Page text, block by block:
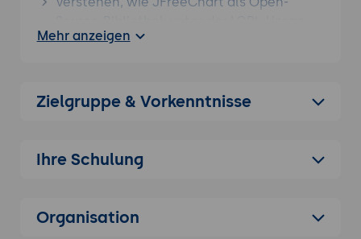
eine breite Palette von Diagrammtypen
Zeitreihen-, Flächen- und Gantt-
kennenlernen, die sowohl clientseitige
Diagrammen für Webanwendungen und
Mehr anzeigen
Zielgruppe & Vorkenntnisse
Ihre Schulung
Organisation